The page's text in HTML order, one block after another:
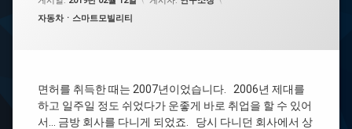
카테고리:
자동차ㆍ스마트모빌리티
면허를 취득한 때는 2007년이었습니다. 2006년 제대를
하고 일주일 정도 쉬었다가 운좋게 바로 취업을 할 수 있어
서… 금방 회사를 다니게 되었죠. 당시 다니던 회사에서 상
카
이
야
기.
세